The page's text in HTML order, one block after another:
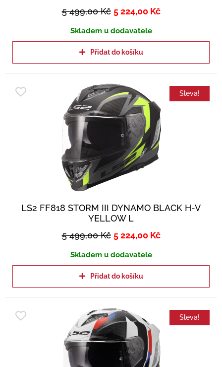
5 499,00Kč 5 224,00 Kč
Skladem u dodavatele
Přidat do košíku
Sleva!
LS2 FF818 STORM III DYNAMO BLACK H-V
YELLOW L
5 499,00Kč 5 224,00 Kč
Skladem u dodavatele
Přidat do košíku
Sleva!